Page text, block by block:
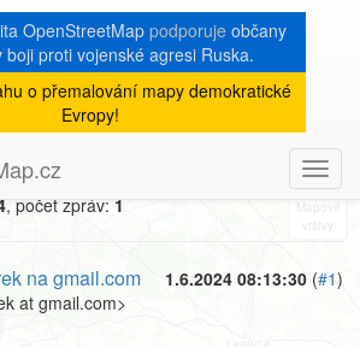
OpenStreetMap podporujeobčany
boji proti vojenské agresi Ruska.
o přemalování mapy demokratické
Evropy!
na výpis měsíce
CZ 721
, počet zpráv: 1
1.6.2024 08:13:30 (#1)
na gmail.com
at gmail.com>